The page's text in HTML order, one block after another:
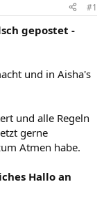
#1
gepostet -
und in Aisha's
und alle Regeln
gerne
Atmen habe.
Hallo an